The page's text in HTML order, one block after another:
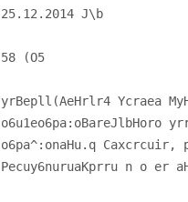
25.12.2014 J\b
58 (O5
yrBepll(AeHrlr4 Ycraea
o6u1eo6pa:oBareJlbHoro
o6pa^:onaHu.q Caxcrcuir,
Pecuy6nuruaKprru n o er